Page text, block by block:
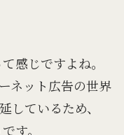
感じですよね。
ネット広告の世界
しているため、
す。